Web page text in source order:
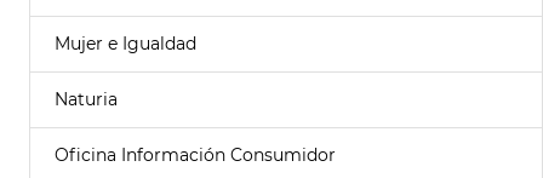
Mujer e Igualdad
Naturia
Oficina Información Consumidor